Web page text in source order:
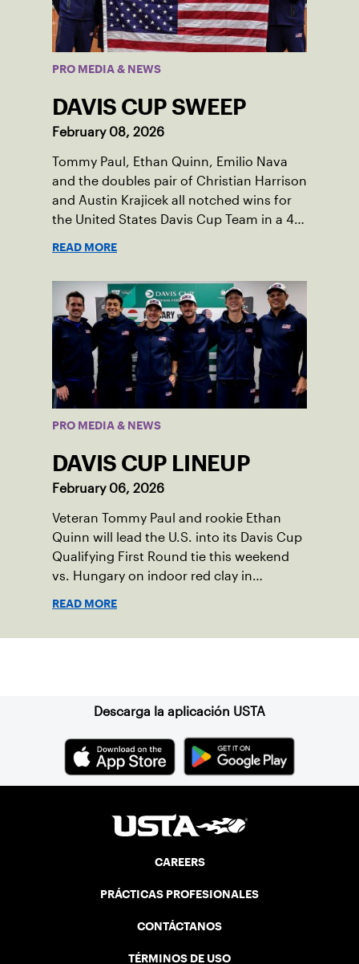
PRO MEDIA & NEWS
DAVIS CUP SWEEP
February 08, 2026
Tommy Paul, Ethan Quinn, Emilio Nava
and the doubles pair of Christian Harrison
and Austin Krajicek all notched wins for
the United States Davis Cup Team in a 4-0
READ MORE
PRO MEDIA & NEWS
DAVIS CUP LINEUP
February 06, 2026
Veteran Tommy Paul and rookie Ethan
Quinn will lead the U.S. into its Davis Cup
Qualifying First Round tie this weekend
vs. Hungary on indoor red clay in
READ MORE
Descarga la aplicación USTA
CAREERS
PRÁCTICAS PROFESIONALES
CONTÁCTANOS
TÉRMINOS DE USO